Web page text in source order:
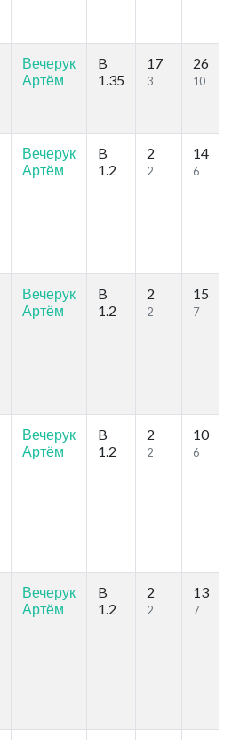
Вечерук
Артём
B
1.35
17
3
26
10
Вечерук
Артём
B
1.2
2
2
14
6
Вечерук
Артём
B
1.2
2
2
15
7
Вечерук
Артём
B
1.2
2
2
10
6
Вечерук
Артём
B
1.2
2
2
13
7